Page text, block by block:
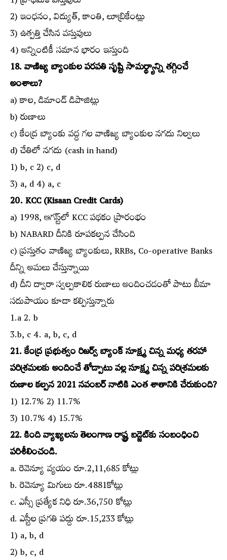
2) ఇంధనం, విద్యుత్‌, కాంతి, లూబ్రికేంట్లు
3) ఉత్పత్తి చేసిన వస్తువులు
4) అన్నింటికీ సమాన భారం ఇస్తుంది
18. వాణిజ్య బ్యాంకుల పరపతి సృష్టి సామర్థ్యాన్ని తగ్గించే
అంశాలు?
a) కాల, డిమాండ్‌ డిపాజిట్లు
b) రుణాలు
c) కేంద్ర బ్యాంకు వద్ద గల వాణిజ్య బ్యాంకుల నగదు నిల్వలు
d) చేతిలో నగదు (cash in hand)
1) b, c 2) c, d
3) a, d 4) a, c
20. KCC (Kisaan Credit Cards)
a) 1998, ఆగస్ట్‌లో KCC పథకం ప్రారంభం
b) NABARD దీనికి రూపకల్పన చేసింది
c) ప్రస్తుతం వాణిజ్య బ్యాంకులు, RRBs, Co-operative Banks
దీన్ని అమలు చేస్తున్నాయి
d) దీని ద్వారా స్వల్పకాలిక రుణాలు అందించడంతో పాటు బీమా
సదుపాయం కూడా కల్పిస్తున్నారు
1.a 2. b
3.b, c 4. a, b, c, d
21. కేంద్ర ప్రభుత్వం రిజర్వ్‌ బ్యాంక్‌ సూక్ష్మ చిన్న మధ్య తరహా
పరిశ్రమలకు అందించే తోడ్పాటు వల్ల సూక్ష్మ చిన్న పరిశ్రమలకు
రుణాల కల్పన 2021 నవంబర్‌ నాటికి ఎంత శాతానికి చేరుకుంది?
1) 12.7% 2) 11.7%
3) 10.7% 4) 15.7%
22. కింది వ్యాఖ్యలను తెలంగాణ రాష్ట్ర బడ్జెట్‌కు సంబంధించి
పరిశీలించండి.
a. రెవెన్యూ వ్యయం రూ.2,11,685 కోట్లు
b. రెవెన్యూ మిగులు రూ.4881కోట్లు
c. ఎస్సీ ప్రత్యేక నిధి రూ.36,750 కోట్లు
d. ఎస్టీల ప్రగతి పద్దు రూ.15,233 కోట్లు
1) a, b, d
2) b, c, d